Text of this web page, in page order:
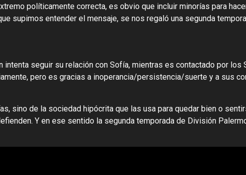
políticamente correcta, es obvio que incluir minorías para
supimos entender el mensaje, se nos regaló una segunda
intenta seguir su relación con Sofía, mientras es contactado por
pero es gracias a inoperancia/persistencia/suerte y a sus
sino de la sociedad hipócrita que las usa para quedar bien o
Y en ese sentido la segunda temporada de División